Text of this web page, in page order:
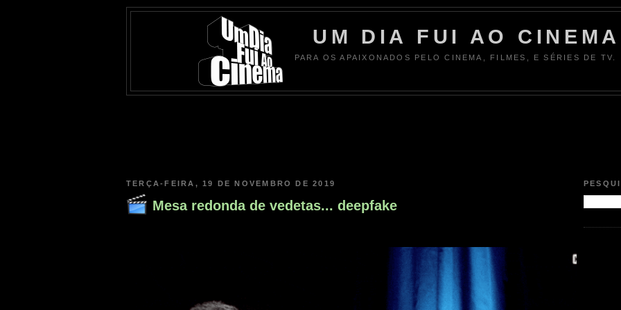
UM DIA FUI AO CINEMA
PARA OS APAIXONADOS PELO CINEMA, FILMES, E SÉRIES DE TV.
TERÇA-FEIRA, 19 DE NOVEMBRO DE 2019
Mesa redonda de vedetas... deepfake